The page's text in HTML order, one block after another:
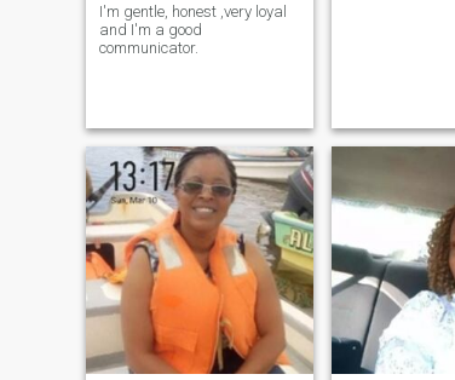
I'm gentle, honest ,very loyal
and I'm a good
communicator.